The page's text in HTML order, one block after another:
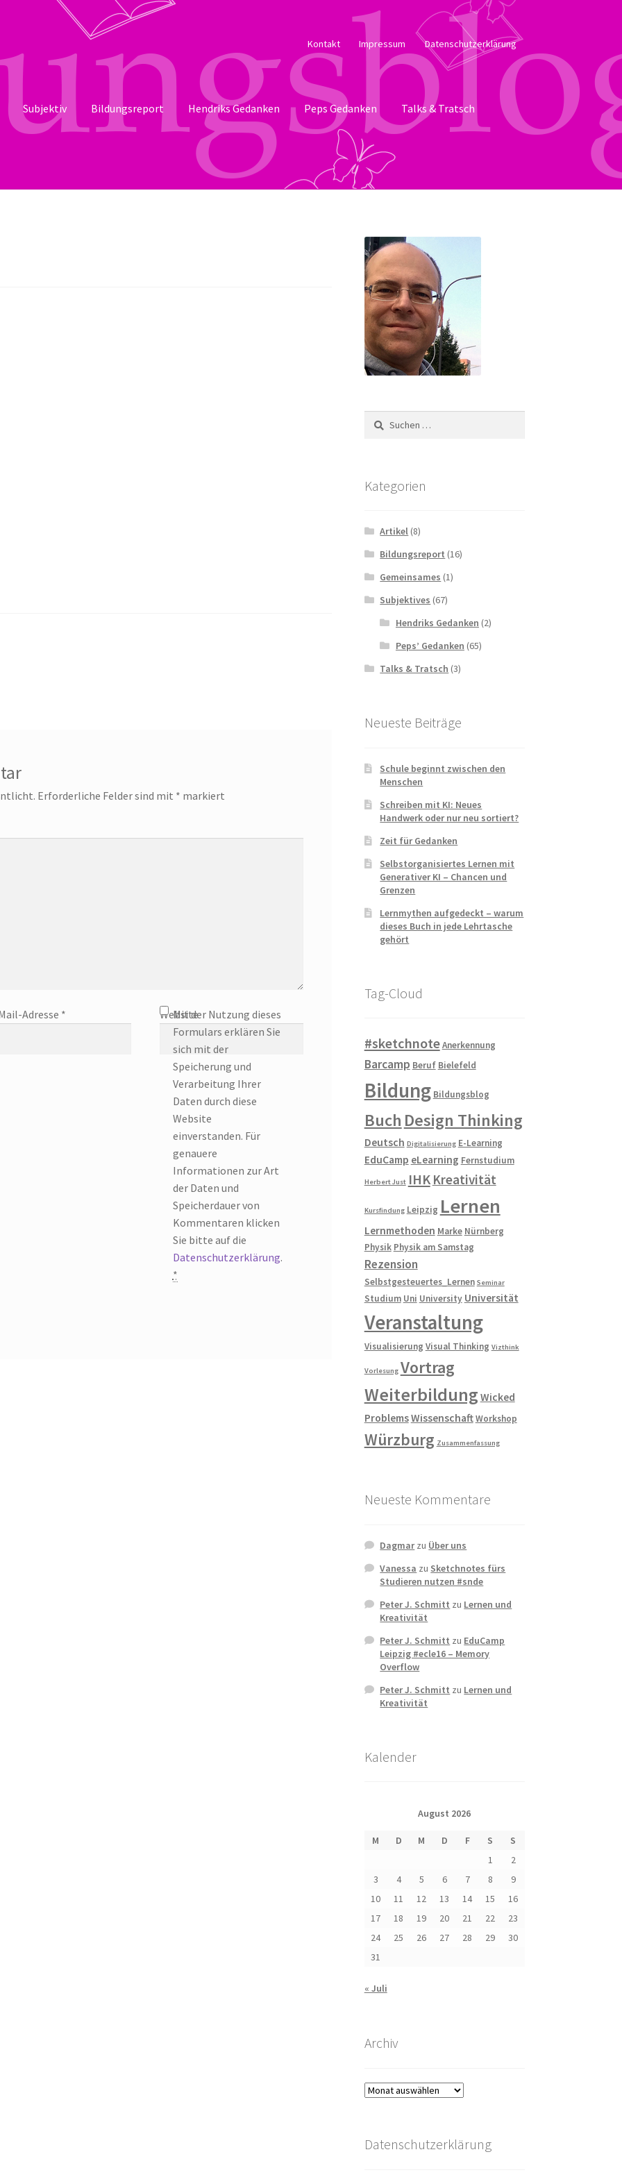
Kontakt Impressum Datenschutzerklärung
Subjektiv Bildungsreport Hendriks Gedanken Peps Gedanken Talks & Tratsch
Erforderliche Felder sind mit * markiert
Adresse * Website
Mit der Nutzung dieses
Formulars erklären Sie
sich mit der
Speicherung und
Verarbeitung Ihrer
Daten durch diese
Website
einverstanden. Für
genauere
Informationen zur Art
der Daten und
Speicherdauer von
Kommentaren klicken
Sie bitte auf die
Datenschutzerklärung.
*
Suchen
nach:
Kategorien
Artikel (8)
Bildungsreport (16)
Gemeinsames (1)
Subjektives (67)
Hendriks Gedanken (2)
Peps’ Gedanken (65)
Talks & Tratsch (3)
Neueste Beiträge
Schule beginnt zwischen den
Menschen
Schreiben mit KI: Neues
Handwerk oder nur neu sortiert?
Zeit für Gedanken
Selbstorganisiertes Lernen mit
Generativer KI – Chancen und
Grenzen
Lernmythen aufgedeckt – warum
dieses Buch in jede Lehrtasche
gehört
Tag-Cloud
#sketchnoteAnerkennung
Barcamp Beruf Bielefeld
Bildung Bildungsblog
Buch Design Thinking
Deutsch Digitalisierung E-Learning
EduCamp eLearning Fernstudium
Herbert Just IHK Kreativität
Kursfindung Leipzig Lernen
Lernmethoden Marke Nürnberg
Physik Physik am Samstag
Rezension
Selbstgesteuertes_Lernen Seminar
Studium Uni University Universität
Veranstaltung
Visualisierung Visual Thinking Vizthink
Vorlesung Vortrag
Weiterbildung Wicked
ProblemsWissenschaftWorkshop
Würzburg Zusammenfassung
Neueste Kommentare
Dagmarzu Über uns
Vanessa zu Sketchnotes fürs
Studieren nutzen #snde
Peter J. Schmitt zu Lernen und
Kreativität
Peter J. Schmitt zu EduCamp
Leipzig #ecle16 – Memory
Overflow
Peter J. Schmitt zu Lernen und
Kreativität
Kalender
August 2026
M D M D F S
S
1
2
3
4 5 6 7 8
9
10
11 12 13 14 15
16
17
18 19 20 21 22
23
24
25 26 27 28 29
30
31
« Juli
Archiv
Archiv
Datenschutzerklärung